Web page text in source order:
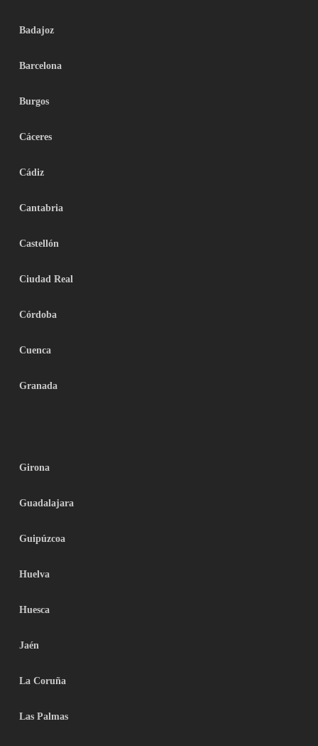
Badajoz
Barcelona
Burgos
Cáceres
Cádiz
Cantabria
Castellón
Ciudad Real
Córdoba
Cuenca
Granada
Girona
Guadalajara
Guipúzcoa
Huelva
Huesca
Jaén
La Coruña
Las Palmas